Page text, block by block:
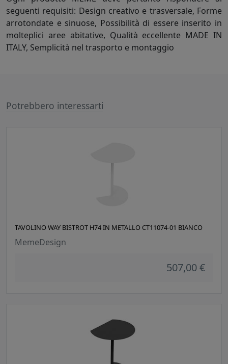
seguenti requisiti: Design creativo e trasversale, Forme
arrotondate e sinuose, Possibilità di essere inserito in
molteplici aree abitative, Qualità eccellente MADE IN
ITALY, Semplicità nel trasporto e montaggio
Potrebbero interessarti
TAVOLINO WAY BISTROT H74 IN METALLO CT11074-01 BIANCO
MemeDesign
507,00 €